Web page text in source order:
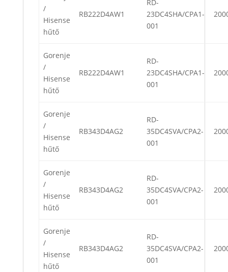
/
Hisense
hűtő
RB222D4AW1
RD-
23DC4SHA/CPA1-
001
Gorenje
/
Hisense
hűtő
RB222D4AW1
RD-
23DC4SHA/CPA1-
001
Gorenje
/
Hisense
hűtő
RB343D4AG2
RD-
35DC4SVA/CPA2-
001
Gorenje
/
Hisense
hűtő
RB343D4AG2
RD-
35DC4SVA/CPA2-
001
Gorenje
/
Hisense
hűtő
RB343D4AG2
RD-
35DC4SVA/CPA2-
001